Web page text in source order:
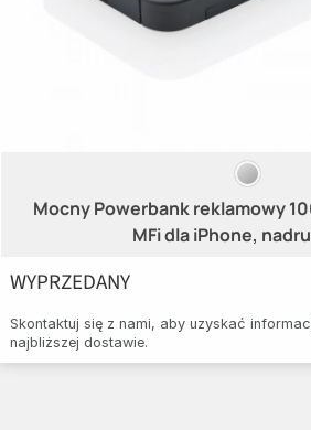
Mocny Powerbank reklamowy
MFi dla iPhone,
WYPRZEDANY
Skontaktuj się z nami, aby uzyskać
najbliższej dostawie.